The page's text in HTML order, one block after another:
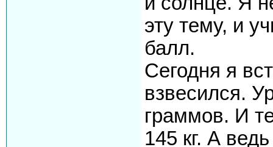
эту тему, и
балл.
Сегодня я
взвесился.
граммов. И
145 кг. А